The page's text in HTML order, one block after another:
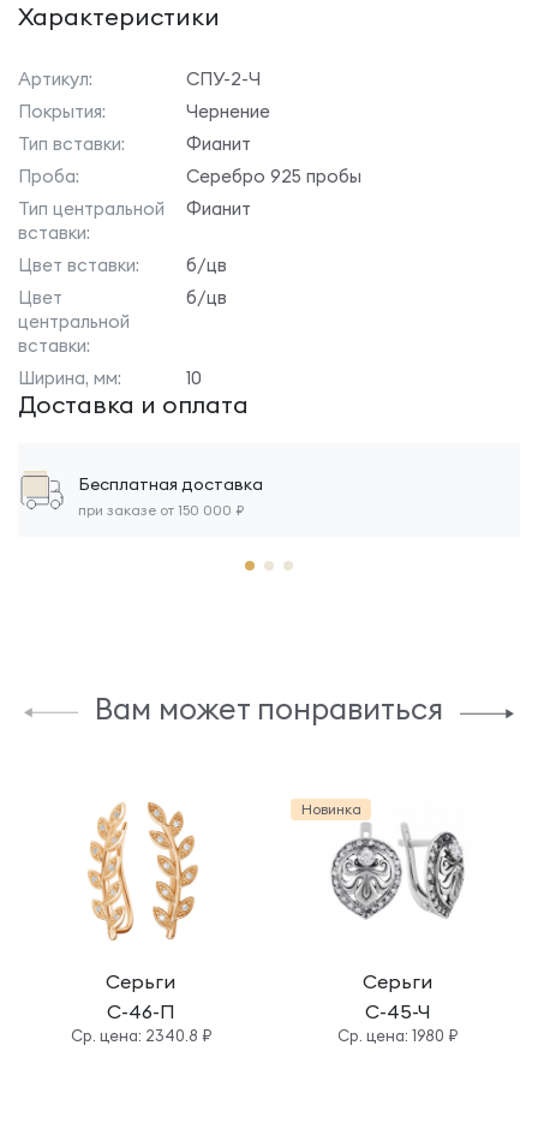
Характеристики
Артикул:
СПУ-2-Ч
Покрытия:
Чернение
Тип вставки:
Фианит
Проба:
Серебро 925 пробы
Тип центральной
вставки:
Фианит
Цвет вставки:
б/цв
Цвет
центральной
вставки:
б/цв
Ширина, мм: 10
Доставка и оплата
Бесплатная доставка
при заказе от 150 000 ₽
Вам может понравиться
Серьги
С-46-П
Cр. цена: 2340.8 ₽
Новинка
Серьги
С-45-Ч
Cр. цена: 1980 ₽